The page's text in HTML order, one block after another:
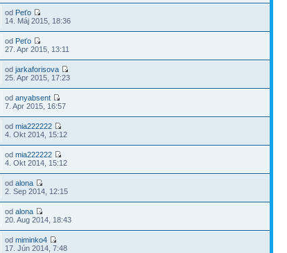
od Peťo
14. Máj 2015, 18:36
od Peťo
27. Apr 2015, 13:11
odjarkaforisova
25. Apr 2015, 17:23
odanyabsent
7. Apr 2015, 16:57
odmia222222
4. Okt 2014, 15:12
odmia222222
4. Okt 2014, 15:12
odalona
2. Sep 2014, 12:15
odalona
20. Aug 2014, 18:43
odmiminko4
17. Jún 2014, 7:48